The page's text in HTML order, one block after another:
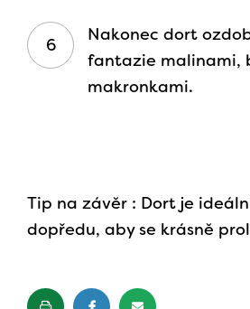
Nakonec dort
fantazie malinami,
makronkami.
Tip na závěr : Dort je
dopředu, aby se krásně